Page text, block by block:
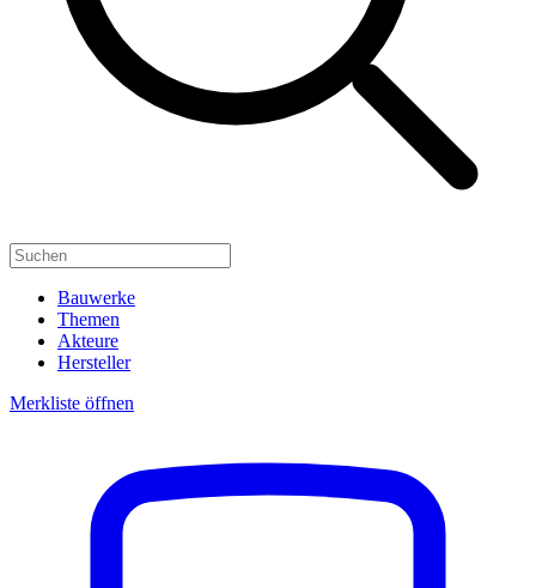
Bauwerke
Themen
Akteure
Hersteller
Merkliste öffnen